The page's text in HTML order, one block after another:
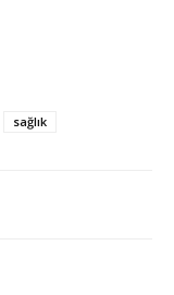
sağlık